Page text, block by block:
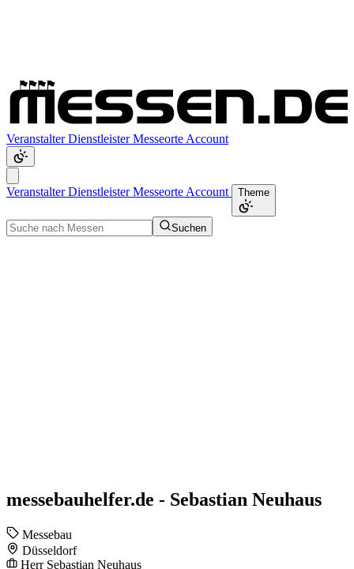
VeranstalterDienstleisterMesseorte Account
VeranstalterDienstleisterMesseorte Account Theme
Suchen
messebauhelfer.de - Sebastian Neuhaus
Messebau
Düsseldorf
Herr Sebastian Neuhaus